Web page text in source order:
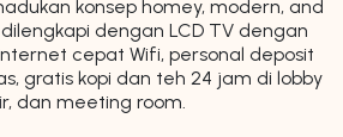
konsep homey, modern, and
dengan LCD TV dengan
cepat Wifi, personal deposit
gratis kopi dan teh 24 jam di lobby
dan meeting room.